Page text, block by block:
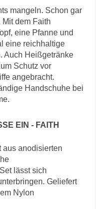
mangeln. Schon gar
dem Faith
eine Pfanne und
eine reichhaltige
Auch Heißgetränke
Schutz vor
angebracht.
Handschuhe bei
EIN - FAITH
aus anodisierten
lässt sich
Geliefert
Nylon